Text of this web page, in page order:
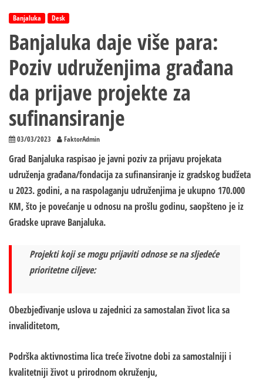
Banjaluka Desk
Banjaluka daje više para:
Poziv udruženjima građana
da prijave projekte za
sufinansiranje
03/03/2023 FaktorAdmin
Grad Banjaluka raspisao je javni poziv za prijavu projekata
udruženja građana/fondacija za sufinansiranje iz gradskog budžeta
u 2023. godini, a na raspolaganju udruženjima je ukupno 170.000
KM, što je povećanje u odnosu na prošlu godinu, saopšteno je iz
Gradske uprave Banjaluka.
Projekti koji se mogu prijaviti odnose se na sljedeće
prioritetne ciljeve:
Obezbjeđivanje uslova u zajednici za samostalan život lica sa
invaliditetom,
Podrška aktivnostima lica treće životne dobi za samostalniji i
kvalitetniji život u prirodnom okruženju,